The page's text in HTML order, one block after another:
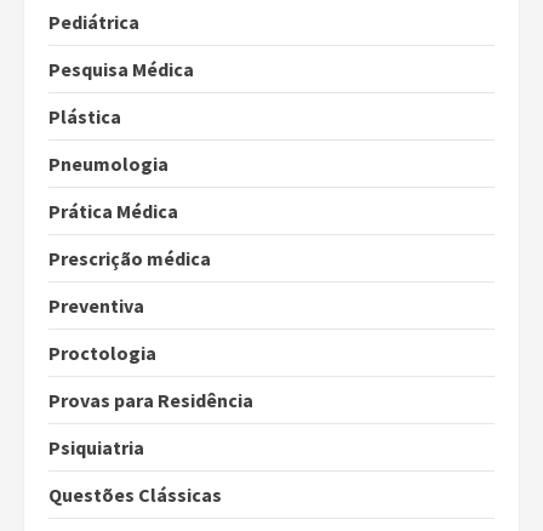
Pediátrica
Pesquisa Médica
Plástica
Pneumologia
Prática Médica
Prescrição médica
Preventiva
Proctologia
Provas para Residência
Psiquiatria
Questões Clássicas